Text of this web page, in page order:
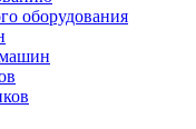
оборудования